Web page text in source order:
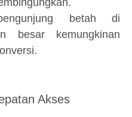
betah di
besar kemungkinan
Akses